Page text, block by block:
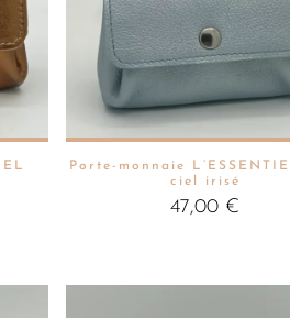
Porte-monnaie
ciel irisé
47,00 €